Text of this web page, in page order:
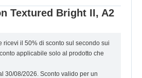
Textured Bright II, A2
ricevi il 50% di sconto sul secondo sui
applicabile solo al prodotto che
30/08/2026. Sconto valido per un